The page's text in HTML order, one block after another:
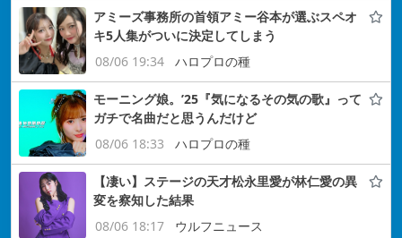
アミーズ事務所の首領アミー谷本が選ぶスペオ
キ5人集がついに決定してしまう
08/06 19:34
ハロプロの種
モーニング娘。’25『気になるその気の歌』って
ガチで名曲だと思うんだけど
08/06 18:33
ハロプロの種
【凄い】ステージの天才松永里愛が林仁愛の異
変を察知した結果
08/06 18:17
ウルフニュース